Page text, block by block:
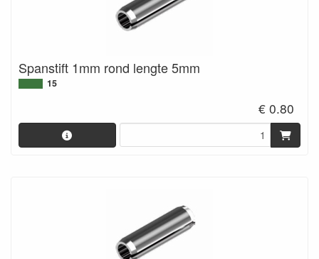
Spanstift 1mm rond lengte 5mm
15
€ 0.80